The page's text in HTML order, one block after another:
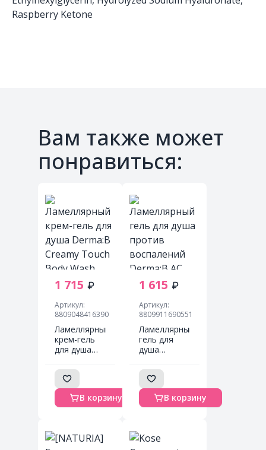
Raspberry Ketone
Вам также может
понравиться:
1 715
Артикул:
8809048416390
Ламеллярный
крем-гель
для душа
Creamy
Touch Body
Wash
В корзину
1 615
Артикул:
8809911690551
Ламеллярный
гель для
душа
воспалений
Derma:B AC
Control Body
Wash В корзину